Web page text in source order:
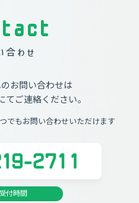
合わせ
お問い合わせは
てご連絡ください。
でもお問い合わせいただけます
付時間